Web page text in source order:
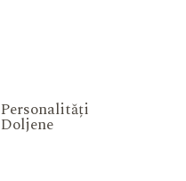
Personalități
Doljene